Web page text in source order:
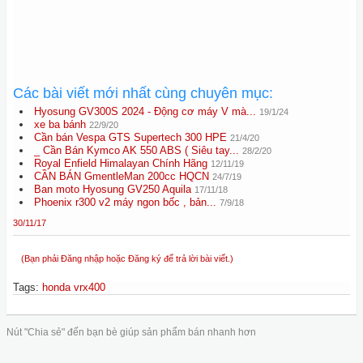
Các bài viết mới nhất cùng chuyên mục:
Hyosung GV300S 2024 - Động cơ máy V mà... 19/1/24
xe ba bánh 22/9/20
Cần bán Vespa GTS Supertech 300 HPE 21/4/20
_ Cần Bán Kymco AK 550 ABS ( Siêu tay... 28/2/20
Royal Enfield Himalayan Chính Hãng 12/11/19
CẦN BÁN GmentleMan 200cc HQCN 24/7/19
Ban moto Hyosung GV250 Aquila 17/11/18
Phoenix r300 v2 máy ngon bốc , bản... 7/9/18
30/11/17
(Bạn phải Đăng nhập hoặc Đăng ký để trả lời bài viết.)
Tags: honda vrx400
Nút "Chia sẻ" đến bạn bè giúp sản phẩm bán nhanh hơn